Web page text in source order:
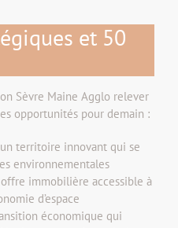
et 50
Sèvre Maine Agglo relever
opportunités pour demain :
territoire innovant qui se
environnementales
immobilière accessible à
d’espace
économique qui